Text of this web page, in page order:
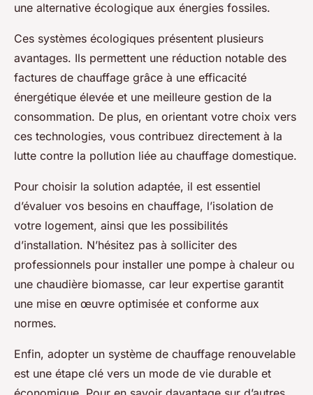
une alternative écologique aux énergies fossiles.
Ces systèmes écologiques présentent plusieurs
avantages. Ils permettent une réduction notable des
factures de chauffage grâce à une efficacité
énergétique élevée et une meilleure gestion de la
consommation. De plus, en orientant votre choix vers
ces technologies, vous contribuez directement à la
lutte contre la pollution liée au chauffage domestique.
Pour choisir la solution adaptée, il est essentiel
d’évaluer vos besoins en chauffage, l’isolation de
votre logement, ainsi que les possibilités
d’installation. N’hésitez pas à solliciter des
professionnels pour installer une pompe à chaleur ou
une chaudière biomasse, car leur expertise garantit
une mise en œuvre optimisée et conforme aux
normes.
Enfin, adopter un système de chauffage renouvelable
est une étape clé vers un mode de vie durable et